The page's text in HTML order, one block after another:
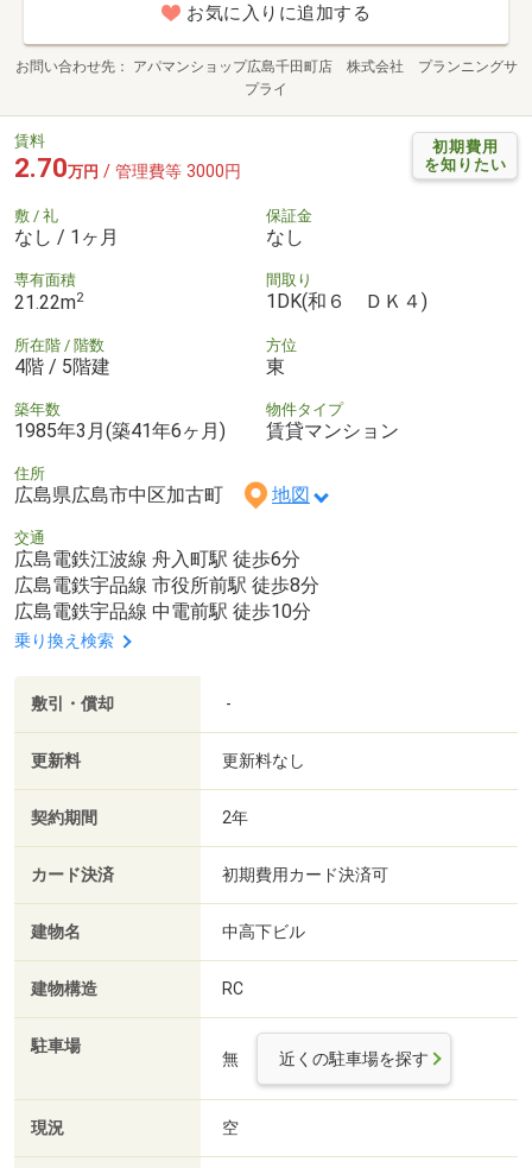
お気に入りに追加する
お問い合わせ先
アパマンショップ広島千田町店 株式会社 プランニングサ
プライ
初期費用
を知りたい
賃料
2.70万円 / 管理費等 3000円
敷 / 礼
なし / 1ヶ月
保証金
なし
専有面積
21.22m2
間取り
1DK(和６ ＤＫ４)
所在階 / 階数
4階 / 5階建
方位
東
築年数
1985年3月(築41年6ヶ月)
物件タイプ
賃貸マンション
住所
広島県広島市中区加古町 地図
交通
広島電鉄江波線 舟入町駅 徒歩6分
広島電鉄宇品線 市役所前駅 徒歩8分
広島電鉄宇品線 中電前駅 徒歩10分
乗り換え検索
敷引・償却 -
更新料 更新料なし
契約期間 2年
カード決済 初期費用カード決済可
建物名 中高下ビル
建物構造 RC
駐車場
無 近くの駐車場を探す
現況 空